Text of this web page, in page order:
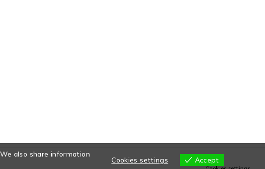
also share information
Cookies settings Accept